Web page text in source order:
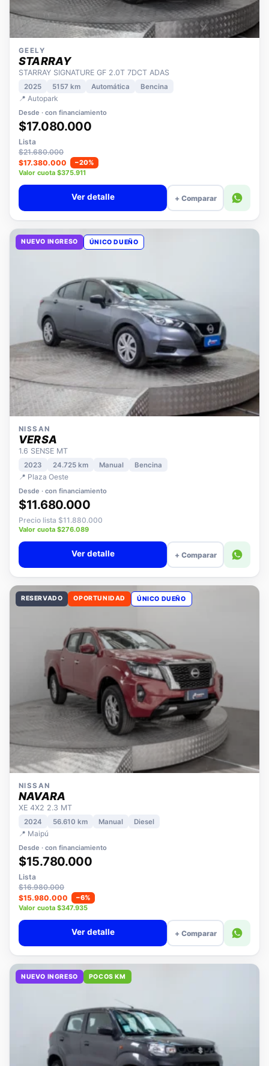
GEELY
STARRAY
STARRAY SIGNATURE GF 2.0T 7DCT ADAS
2025 5157 km
📍 Autopark
Desde · con financiamiento
$17.080.000
Lista
$21.680.000
$17.380.000
−20%
Valor cuota $375.911
+ Comparar
NUEVO INGRESO
NISSAN
VERSA
1.6 SENSE MT
2023 24.725 km
📍 Plaza Oeste
Desde · con financiamiento
$11.680.000
Precio lista $11.880.000
Valor cuota $276.089
+ Comparar
RESERVADO OPORTUNIDAD
NISSAN
NAVARA
XE 4X2 2.3 MT
2024
📍 Maipú
Desde · con financiamiento
$15.780.000
Lista
$16.980.000
$15.980.000
−6%
Valor cuota $347.935
+ Comparar